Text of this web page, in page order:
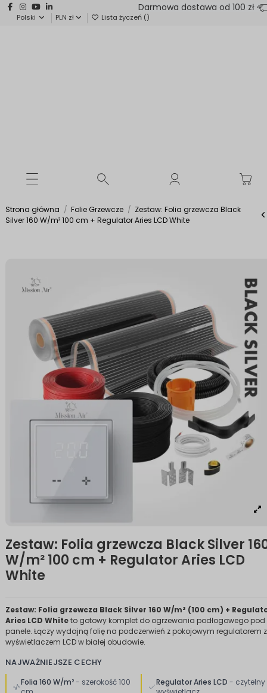
Darmowa dostawa od 100 zł
Polski PLN zł Lista życzeń ()
Strona główna Folie Grzewcze
Zestaw: Folia grzewcza Black
Silver 160 W/m² 100 cm + Regulator Aries LCD White
Zestaw: Folia grzewcza Black Silver
W/m² 100 cm + Regulator Aries LCD
White
Zestaw: Folia grzewcza Black Silver 160 W/m² (100 cm) +
Aries LCD Whiteto gotowy komplet do ogrzewania podłogowego pod
panele. Łączy wydajną folię na podczerwień z pokojowym regulatorem z
wyświetlaczem LCD w białej obudowie.
NAJWAŻNIEJSZE CECHY
Folia 160 W/m²- szerokość 100
Regulator Aries LCD - czytelny